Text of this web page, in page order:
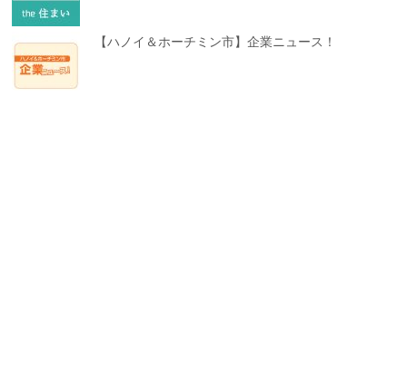
【ハノイ＆ホーチミン市】企業ニュース！